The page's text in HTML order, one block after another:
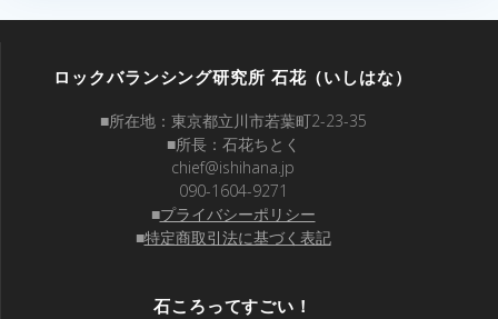
ロックバランシング研究所 石花（いしはな）
■所在地：東京都立川市若葉町2-23-35
■所長：石花ちとく
chief@ishihana.jp
090-1604-9271
■プライバシーポリシー
■特定商取引法に基づく表記
石ころってすごい！